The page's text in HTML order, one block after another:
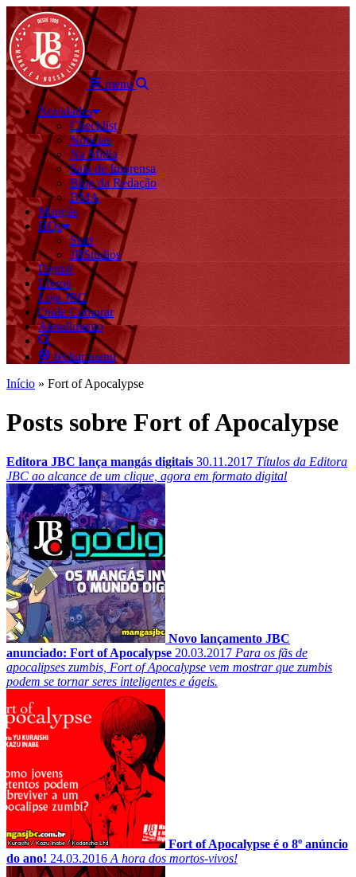
menu
Novidades
Checklist
Notícias
Na Mídia
Sala de Imprensa
Blog da Redação
BMA
Mangás
HQs
Start
JBStudios
Digital
Livros
Loja JBC
Onde Comprar
Atendimento
fechar menu
Início » Fort of Apocalypse
Posts sobre Fort of Apocalypse
Editora JBC lança mangás digitais 30.11.2017 Títulos da Editora
JBC ao alcance de um clique, agora em formato digital
Novo lançamento JBC
anunciado: Fort of Apocalypse 20.03.2017 Para os fãs de
apocalipses zumbis, Fort of Apocalypse vem mostrar que zumbis
podem se tornar seres inteligentes e ágeis.
Fort of Apocalypse é o 8º anúncio
do ano! 24.03.2016 A hora dos mortos-vivos!